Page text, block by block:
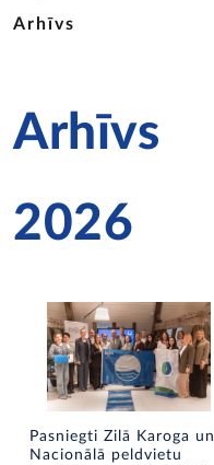
Arhīvs
Arhīvs
2026
Pasniegti Zilā Karoga un
Nacionālā peldvietu